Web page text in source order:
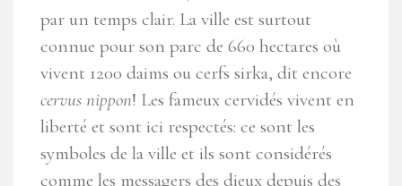
par un temps clair. La ville est surtout
connue pour son parc de 660 hectares où
vivent 1200 daims ou cerfs sirka, dit encore
cervus nippon! Les fameux cervidés vivent en
liberté et sont ici respectés: ce sont les
symboles de la ville et ils sont considérés
comme les messagers des dieux depuis des